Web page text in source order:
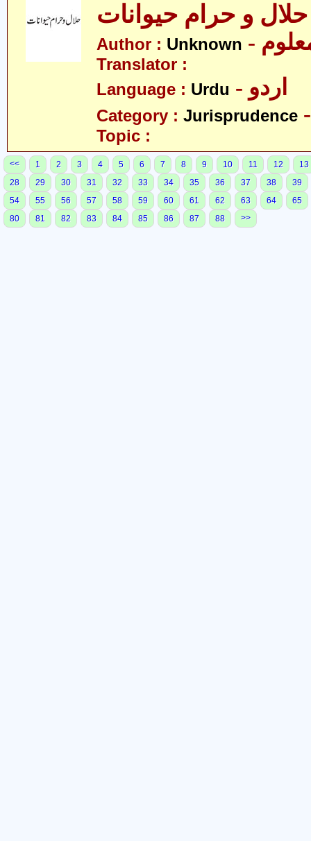
حلال و حرام حیوانات
Author : Unknown معلوم
Translator :
Language : Urdu - اردو
Category : Jurisprudence
Topic :
<< 1 2 3 4 5 6 7 8 9 10 11 12
13
28
29 30 31 32 33 34 35 36 37 38
39
54
55 56 57 58 59 60 61 62 63 64
65
80
81 82 83 84 85 86 87 88 >>